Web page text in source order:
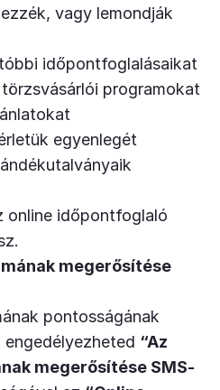
vagy lemondják
időpontfoglalásaikat
programokat
egyenlegét
online időpontfoglaló
megerősítése
pontosságának
“Az
megerősítése SMS-